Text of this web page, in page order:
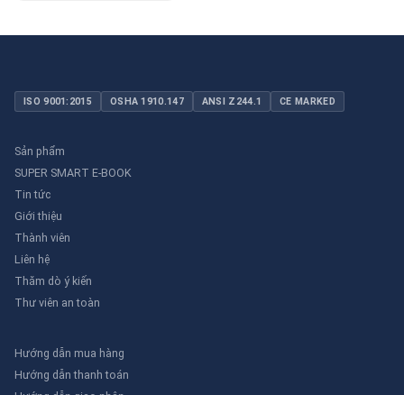
ISO 9001:2015 OSHA 1910.147 ANSI Z244.1 CE MARKED
Sản phẩm
SUPER SMART E-BOOK
Tin tức
Giới thiệu
Thành viên
Liên hệ
Thăm dò ý kiến
Thư viên an toàn
Hướng dẫn mua hàng
Hướng dẫn thanh toán